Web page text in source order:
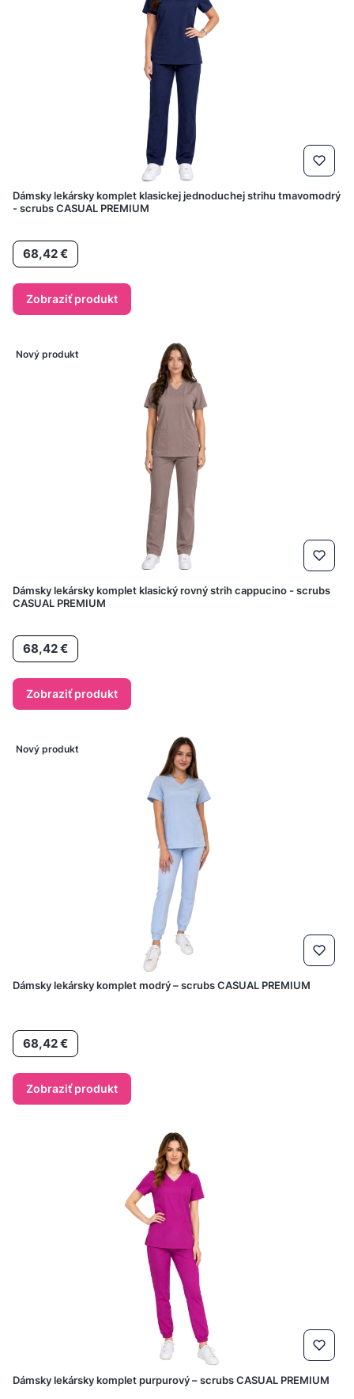
Dámsky lekársky komplet klasickej jednoduchej strihu tmavomodrý
- scrubs CASUAL PREMIUM
Cena
68,42 €
Zobraziť produkt
Nový produkt
Dámsky lekársky komplet klasický rovný strih cappucino - scrubs
CASUAL PREMIUM
Cena
68,42 €
Zobraziť produkt
Nový produkt
Dámsky lekársky komplet modrý – scrubs CASUAL PREMIUM
Cena
68,42 €
Zobraziť produkt
Dámsky lekársky komplet purpurový – scrubs CASUAL PREMIUM